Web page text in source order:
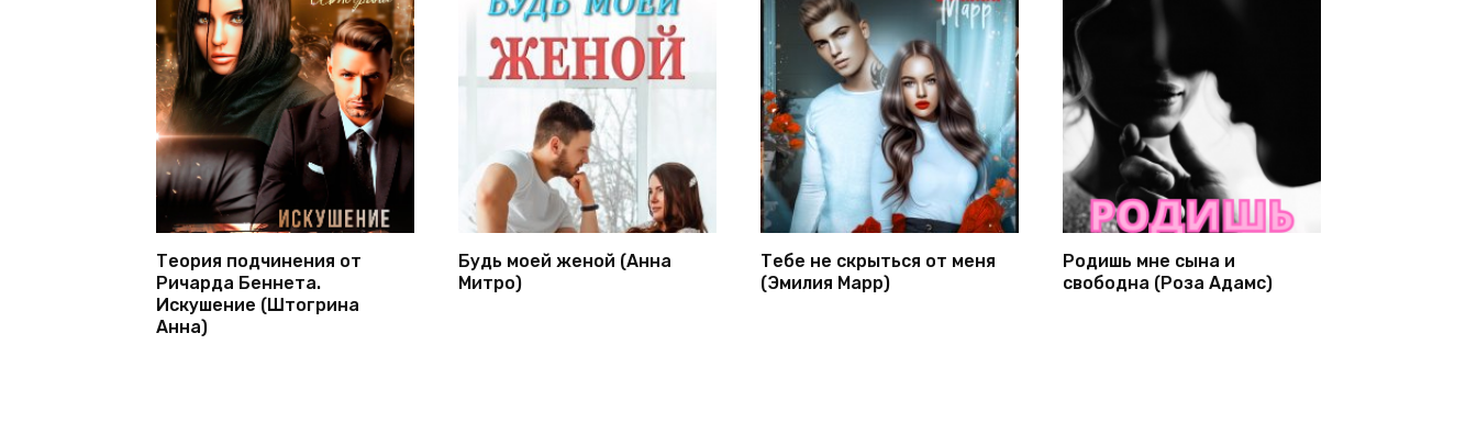
Теория подчинения от
Ричарда Беннета.
Искушение (Штогрина
Анна)
Будь моей женой (Анна
Митро)
Тебе не скрыться от меня
(Эмилия Марр)
Родишь мне сына и
свободна (Роза Адамс)